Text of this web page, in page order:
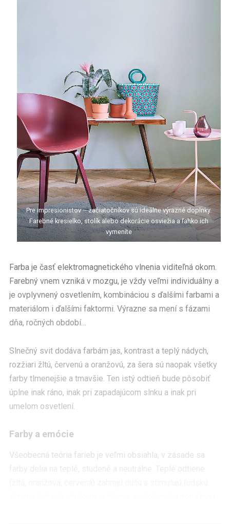
Pre impresionistov – začiatočníkov sú ideálne výrazné doplnky.
Farebné kresielko, stolík alebo dekorácie osviežia a ľahko ich
vymeníte
Farba je časť elektromagnetického vlnenia viditeľná okom.
Farebný vnem vzniká v mozgu, je vždy veľmi individuálny a
je ovplyvnený osvetlením, kombináciou s ďalšími farbami a
materiálom i ďalšími faktormi. Výrazne sa mení s fázami
dňa, ročných období…
Slnečný svit dodáva farbám jas, kontrast a teplý nádych,
rozžiari žltú, červenú a oranžovú, za šera sú naopak všetky
farby tlmenejšie a tmavšie. Ten istý odtieň bude pôsobiť
úplne inak ráno, inak pri zapadajúcom slnku a inak pri
umelom osvetlení.
Farby a emócie
Všeobecná teória farieb je veľmi obsiahla, v zásade sa